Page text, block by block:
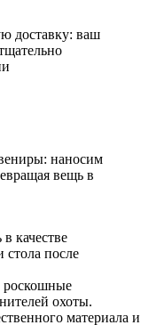
доставку: ваш
наносим
вещь в
качестве
стола после
роскошные
охоты.
материала и